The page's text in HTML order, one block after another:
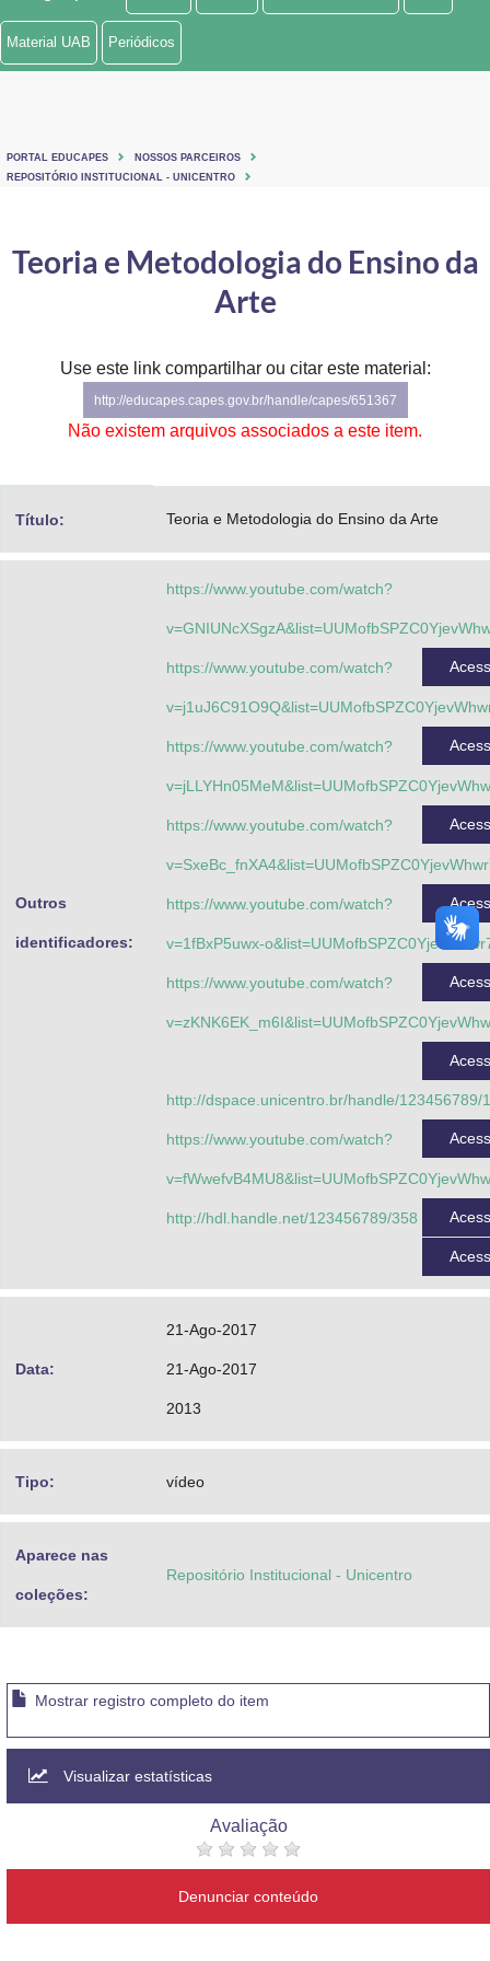
Ministério de Minas e Energia
Ministério do Turismo
Controladoria-Geral da União
Secretaria-Geral
Advocacia-Geral da União
Banco Central do Brasil
Material UAB Periódicos
PORTAL EDUCAPES
NOSSOS PARCEIROS
REPOSITÓRIO INSTITUCIONAL - UNICENTRO
Teoria e Metodologia do Ensino da
Arte
Use este link compartilhar ou citar este material:
http://educapes.capes.gov.br/handle/capes/651367
Não existem arquivos associados a este item.
Título: Teoria e Metodologia do Ensino da Arte
Outros
identificadores:
https://www.youtube.com/watch?
https://www.youtube.com/watch?
https://www.youtube.com/watch?
https://www.youtube.com/watch?
https://www.youtube.com/watch?
v=1fBxP5uwx-
https://www.youtube.com/watch?
http://dspace.unicentro.br/handle/123456789/
https://www.youtube.com/watch?
http://hdl.handle.net/123456789/358
Data:
21-Ago-2017
21-Ago-2017
2013
Tipo: vídeo
Aparece nas
coleções:
Repositório Institucional - Unicentro
Mostrar registro completo do item
Visualizar estatísticas
Avaliação
Denunciar conteúdo